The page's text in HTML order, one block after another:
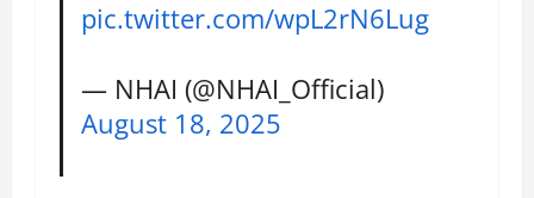
pic.twitter.com/wpL2rN6Lug
— NHAI (@NHAI_Official)
August 18, 2025